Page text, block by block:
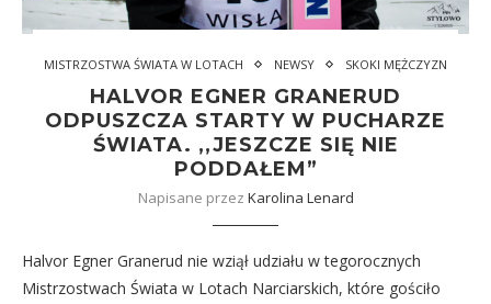
MISTRZOSTWA ŚWIATA W LOTACH NEWSY SKOKI MĘŻCZYZN
HALVOR EGNER GRANERUD
ODPUSZCZA STARTY W PUCHARZE
ŚWIATA. ,,JESZCZE SIĘ NIE
PODDAŁEM”
Napisane przez Karolina Lenard
Halvor Egner Granerud nie wziął udziału w tegorocznych
Mistrzostwach Świata w Lotach Narciarskich, które gościło